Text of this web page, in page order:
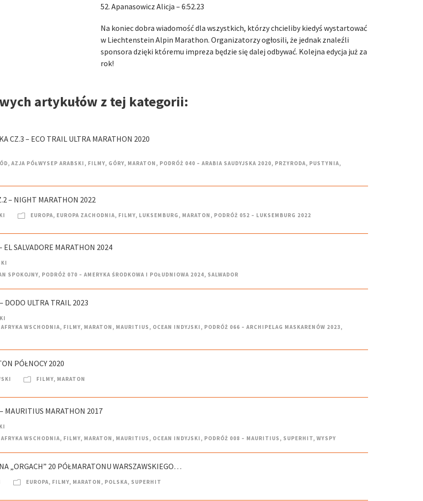
52. Apanasowicz Alicja – 6:52.23
Na koniec dobra wiadomość dla wszystkich, którzy chcieliby kiedyś wystartować
w Liechtenstein Alpin Marathon. Organizatorzy ogłosili, że jednak znaleźli
sponsora dzięki któremu impreza będzie się dalej odbywać. Kolejna edycja już za
rok!
artykułów z tej kategorii:
CZ.3 – ECO TRAIL ULTRA MARATHON 2020
, AZJA PÓŁWYSEP ARABSKI , FILMY, GÓRY, MARATON , PODRÓŻ 040 – ARABIA SAUDYJSKA 2020, PRZYRODA, PUSTYNIA,
– NIGHT MARATHON 2022
EUROPA, EUROPA ZACHODNIA, FILMY, LUKSEMBURG , MARATON , PODRÓŻ 052 – LUKSEMBURG 2022
EL SALVADORE MARATHON 2024
SPOKOJNY, PODRÓŻ 070 – AMERYKA ŚRODKOWA I POŁUDNIOWA 2024, SALWADOR
DODO ULTRA TRAIL 2023
AFRYKA WSCHODNIA, FILMY, MARATON , MAURITIUS , OCEAN INDYJSKI , PODRÓŻ 066 – ARCHIPELAG MASKARENÓW 2023,
PÓŁNOCY 2020
FILMY, MARATON
MAURITIUS MARATHON 2017
AFRYKA WSCHODNIA, FILMY, MARATON , MAURITIUS , OCEAN INDYJSKI , PODRÓŻ 008 – MAURITIUS , SUPERHIT, WYSPY
„ORGACH” 20 PÓŁMARATONU WARSZAWSKIEGO…
EUROPA, FILMY, MARATON , POLSKA, SUPERHIT